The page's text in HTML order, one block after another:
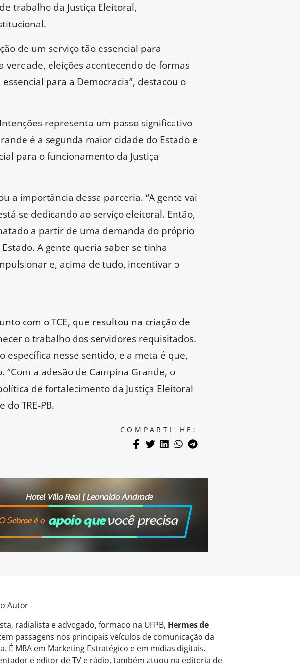
trabalho da Justiça Eleitoral,
de um serviço tão essencial para
verdade, eleições acontecendo de formas
para a Democracia”, destacou o
representa um passo significativo
é a segunda maior cidade do Estado e
para o funcionamento da Justiça
a importância dessa parceria. “A gente vai
se dedicando ao serviço eleitoral. Então,
a partir de uma demanda do próprio
A gente queria saber se tinha
e, acima de tudo, incentivar o
com o TCE, que resultou na criação de
o trabalho dos servidores requisitados.
nesse sentido, e a meta é que,
a adesão de Campina Grande, o
de fortalecimento da Justiça Eleitoral
TRE-PB.
COMPARTILHE:
Autor
radialista e advogado, formado na UFPB, Hermes de
passagens nos principais veículos de comunicação da
É MBA em Marketing Estratégico e em mídias digitais.
e editor de TV e rádio, também atuou na editoria de